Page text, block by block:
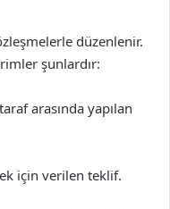
düzenlenir.
şunlardır:
arasında yapılan
için verilen teklif.